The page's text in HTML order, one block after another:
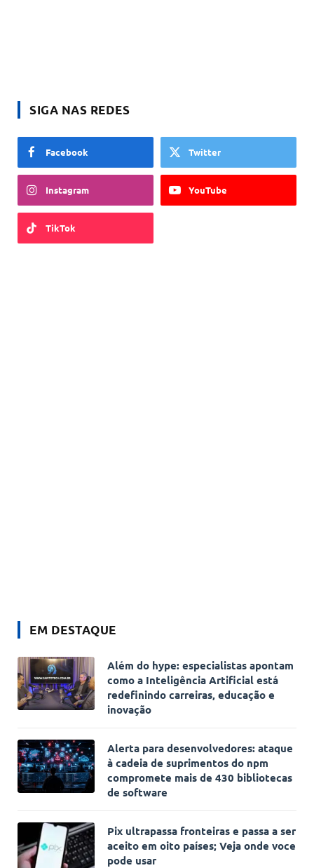
SIGA NAS REDES
Facebook Twitter
Instagram YouTube
TikTok
EM DESTAQUE
Além do hype: especialistas apontam
como a Inteligência Artificial está
redefinindo carreiras, educação e
inovação
Alerta para desenvolvedores: ataque
à cadeia de suprimentos do npm
compromete mais de 430 bibliotecas
de software
Pix ultrapassa fronteiras e passa a ser
aceito em oito países; Veja onde voce
pode usar